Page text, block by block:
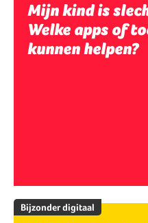
Mijn kind is
Welke apps of
kunnen helpen?
Bijzonder digitaal